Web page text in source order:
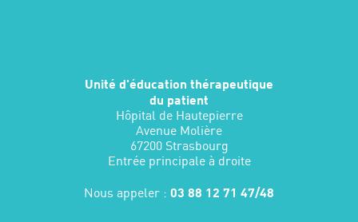
Unité d'éducation thérapeutique
du patient
Hôpital de Hautepierre
Avenue Molière
67200 Strasbourg
Entrée principale à droite
Nous appeler : 03 88 12 71 47/48